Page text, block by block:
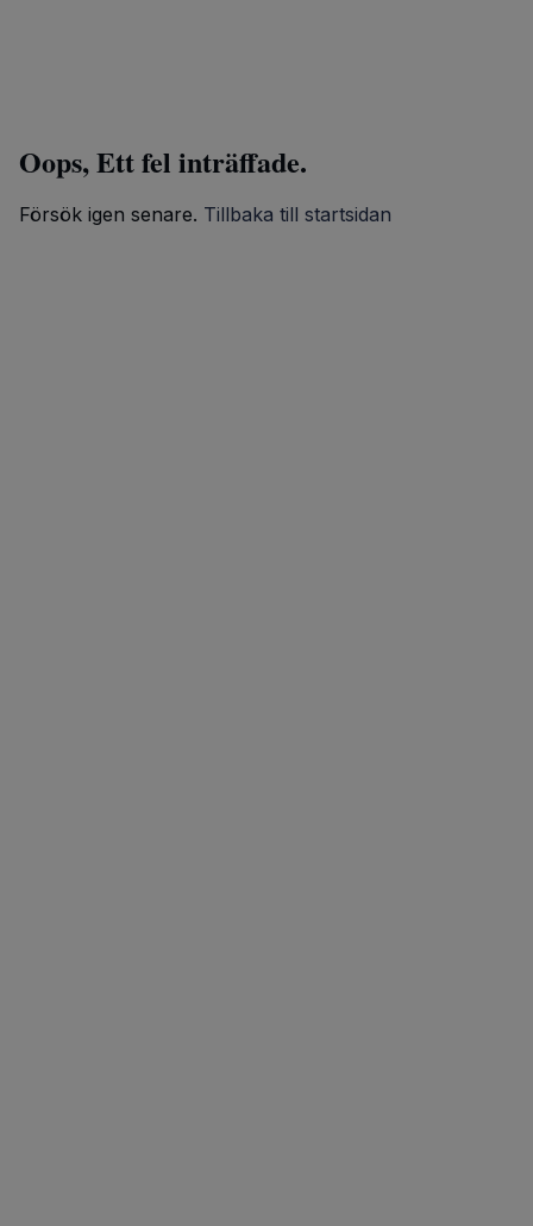
Oops, Ett fel inträffade.
Försök igen senare. Tillbaka till startsidan